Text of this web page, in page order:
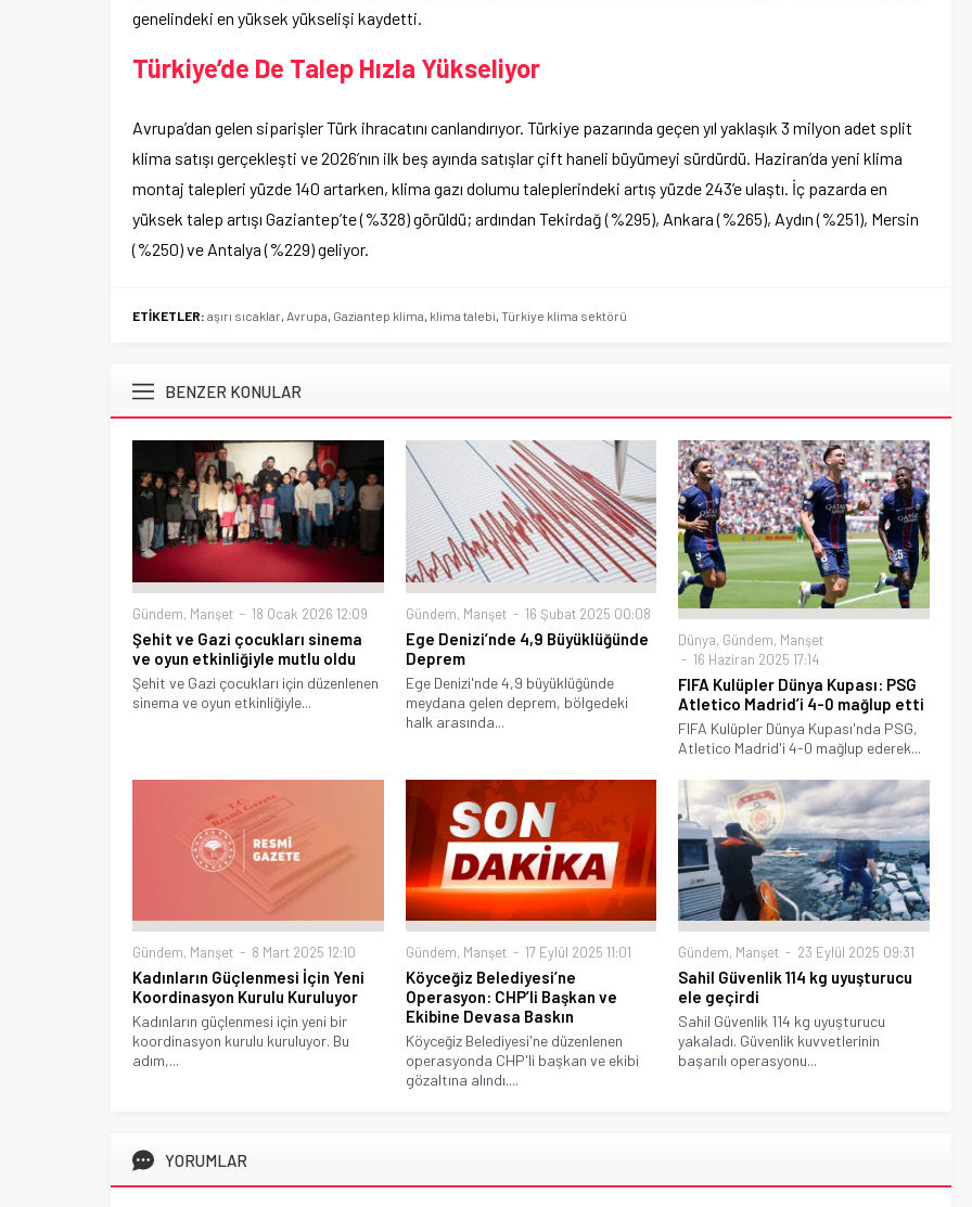
genelindeki en yüksek yükselişi kaydetti.
Türkiye’de De Talep Hızla Yükseliyor
Avrupa’dan gelen siparişler Türk ihracatını canlandırıyor. Türkiye pazarında geçen yıl yaklaşık 3 milyon adet split
klima satışı gerçekleşti ve 2026’nın ilk beş ayında satışlar çift haneli büyümeyi sürdürdü. Haziran’da yeni klima
montaj talepleri yüzde 140 artarken, klima gazı dolumu taleplerindeki artış yüzde 243’e ulaştı. İç pazarda en
yüksek talep artışı Gaziantep’te (%328) görüldü; ardından Tekirdağ (%295), Ankara (%265), Aydın (%251), Mersin
(%250) ve Antalya (%229) geliyor.
ETİKETLER: aşırı sıcaklar, Avrupa, Gaziantep klima, klima talebi, Türkiye klima sektörü
BENZER KONULAR
Gündem, Manşet 18 Ocak 2026 12:09
Şehit ve Gazi çocukları sinema
ve oyun etkinliğiyle mutlu oldu
Şehit ve Gazi çocukları için düzenlenen
sinema ve oyun etkinliğiyle...
Gündem, Manşet 16 Şubat 2025 00:08
Ege Denizi’nde 4,9 Büyüklüğünde
Deprem
Ege Denizi'nde 4,9 büyüklüğünde
meydana gelen deprem, bölgedeki
halk arasında...
Dünya, Gündem, Manşet
16 Haziran 2025 17:14
FIFA Kulüpler Dünya Kupası: PSG
Atletico Madrid’i 4-0 mağlup etti
FIFA Kulüpler Dünya Kupası'nda PSG,
Atletico Madrid'i 4-0 mağlup ederek...
Gündem, Manşet 8 Mart 2025 12:10
Kadınların Güçlenmesi İçin Yeni
Koordinasyon Kurulu Kuruluyor
Kadınların güçlenmesi için yeni bir
koordinasyon kurulu kuruluyor. Bu
adım,...
Gündem, Manşet 17 Eylül 2025 11:01
Köyceğiz Belediyesi’ne
Operasyon: CHP’li Başkan ve
Ekibine Devasa Baskın
Köyceğiz Belediyesi'ne düzenlenen
operasyonda CHP'li başkan ve ekibi
gözaltına alındı....
Gündem, Manşet 23 Eylül 2025 09:31
Sahil Güvenlik 114 kg uyuşturucu
ele geçirdi
Sahil Güvenlik 114 kg uyuşturucu
yakaladı. Güvenlik kuvvetlerinin
başarılı operasyonu...
YORUMLAR